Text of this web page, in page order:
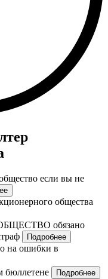
если вы не
общества
обязано
Подробнее
на ошибки в
бюллетене Подробнее